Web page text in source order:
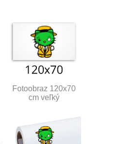
Fotoobraz 120x70
cm veľký